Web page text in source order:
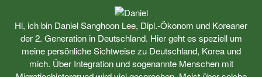
Hi, ich bin Daniel Sanghoon Lee, Dipl.-Ökonom und Koreaner
der 2. Generation in Deutschland. Hier geht es speziell um
meine persönliche Sichtweise zu Deutschland, Korea und
mich. Über Integration und sogenannte Menschen mit